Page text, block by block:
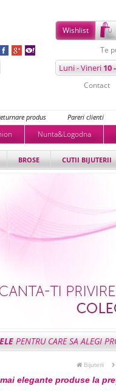
Wishlist
Te
Luni - Vineri10
Contact
produs Pareri clienti
Nunta&Logodna
BROSE CUTII BIJUTERII
PENTRU CARE SA ALEGI
Bijuterii
elegante produse la